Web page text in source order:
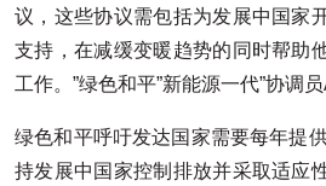
议，这些协议需包括为发展中国家
支持，在减缓变暖趋势的同时帮助
工作。”绿色和平”新能源一代”协调
绿色和平呼吁发达国家需要每年提
持发展中国家控制排放并采取适应